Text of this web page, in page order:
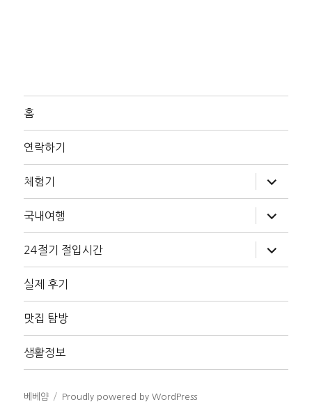
홈
연락하기
체험기
위
메
확
장
국내여행
위
메
확
장
24절기 절입시간
위
메
장
실제 후기
맛집 탐방
생활정보
베베얌 Proudly powered by WordPress